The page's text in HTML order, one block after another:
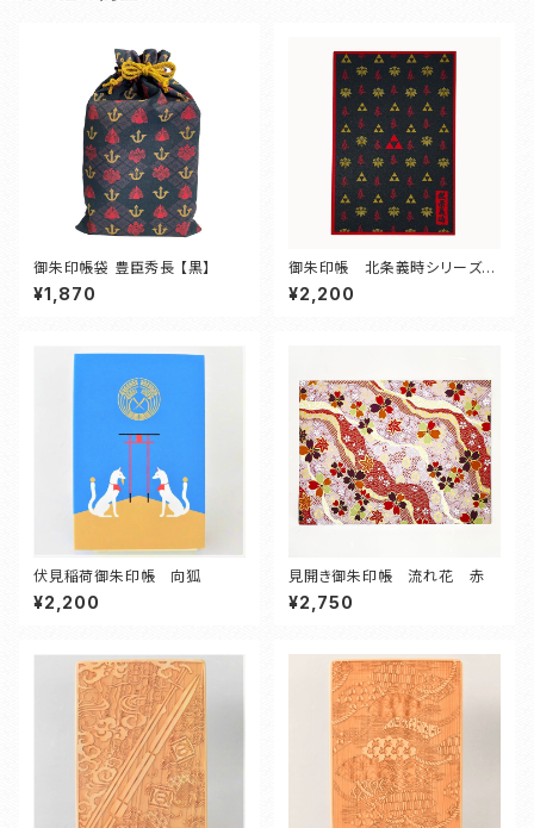
御朱印帳袋 豊臣秀長 【黒】
¥1,870
御朱印帳 北条義時シリーズ
（赤）
¥2,200
伏見稲荷御朱印帳 向狐
¥2,200
見開き御朱印帳 流れ花 赤
¥2,750